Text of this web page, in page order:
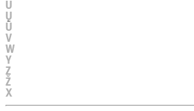
U
Ų
Ū
V
W
Y
Z
Ž
X